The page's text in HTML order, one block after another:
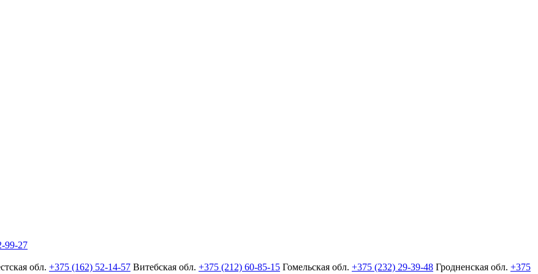
99-27
обл. +375 (162) 52-14-57 Витебская обл. +375 (212) 60-85-15 Гомельская обл. +375 (232) 29-39-48 Гродненская обл. +375